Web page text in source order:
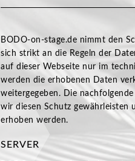
BODO-on-stage.de nimmt den
sich strikt an die Regeln der
auf dieser Webseite nur im
werden die erhobenen Daten
weitergegeben. Die
wir diesen Schutz gewährleisten
erhoben werden.
SERVER